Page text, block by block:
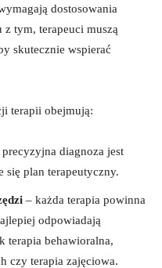
dostosowania
tym, terapeuci muszą
skutecznie wspierać
terapii obejmują:
precyzyjna diagnoza jest
się plan terapeutyczny.
– każda terapia powinna
odpowiadają
terapia behawioralna,
czy terapia zajęciowa.